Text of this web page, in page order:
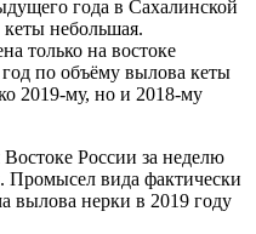
года в Сахалинской
кеты небольшая.
только на востоке
по объёму вылова кеты
2019-му, но и 2018-му
России за неделю
вида фактически
вылова нерки в 2019 году